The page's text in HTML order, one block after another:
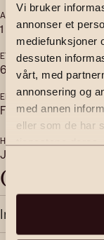
Vi bruker
annonser et
mediefunksjoner
dessuten
vårt, med
annonsering og
med annen
eller som de har
tjenestene deres.
ANTALL SOVEROM
1
ETASJE
6
ENERGIMERKING
F - Grønn
HEIS
Ja
Innhold og